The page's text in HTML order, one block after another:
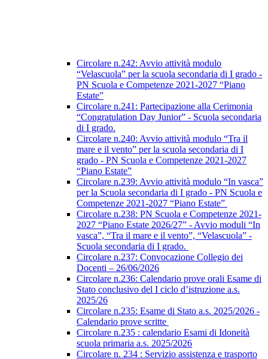
Circolare n.242: Avvio attività modulo
“Velascuola” per la scuola secondaria di I grado -
PN Scuola e Competenze 2021-2027 “Piano
Estate”
Circolare n.241: Partecipazione alla Cerimonia
“Congratulation Day Junior” - Scuola secondaria
di I grado.
Circolare n.240: Avvio attività modulo “Tra il
mare e il vento” per la scuola secondaria di I
grado - PN Scuola e Competenze 2021-2027
“Piano Estate”
Circolare n.239: Avvio attività modulo “In vasca”
per la Scuola secondaria di I grado - PN Scuola e
Competenze 2021-2027 “Piano Estate”
Circolare n.238: PN Scuola e Competenze 2021-
2027 “Piano Estate 2026/27” - Avvio moduli “In
vasca”, “Tra il mare e il vento”, “Velascuola” -
Scuola secondaria di I grado.
Circolare n.237: Convocazione Collegio dei
Docenti – 26/06/2026
Circolare n.236: Calendario prove orali Esame di
Stato conclusivo del I ciclo d’istruzione a.s.
2025/26
Circolare n.235: Esame di Stato a.s. 2025/2026 -
Calendario prove scritte
Circolare n.235 : calendario Esami di Idoneità
scuola primaria a.s. 2025/2026
Circolare n. 234 : Servizio assistenza e trasporto